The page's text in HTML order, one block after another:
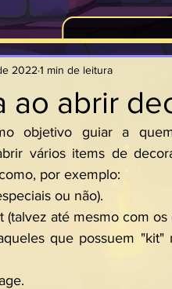
ao abrir
2022 1 min de leitura
objetivo guiar a
vários items de
por exemplo:
ou não).
(talvez até mesmo com os
que possuem